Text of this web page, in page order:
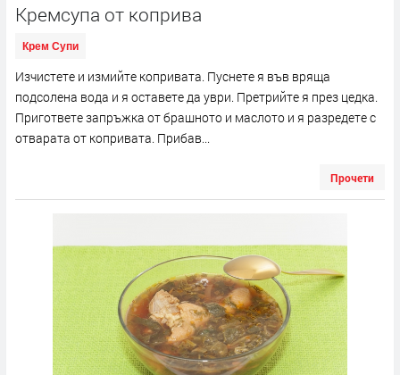
Кремсупа от коприва
Крем Супи
Изчистете и измийте копривата. Пуснете я във вряща
подсолена вода и я оставете да уври. Претрийте я през цедка.
Пригответе запръжка от брашното и маслото и я разредете с
отварата от копривата. Прибав...
Прочети